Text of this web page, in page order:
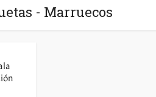
- Marruecos